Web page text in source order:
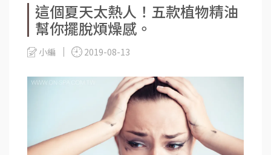
這個夏天太熱人！五款植物精油
幫你擺脫煩燥感。
小編 2019-08-13